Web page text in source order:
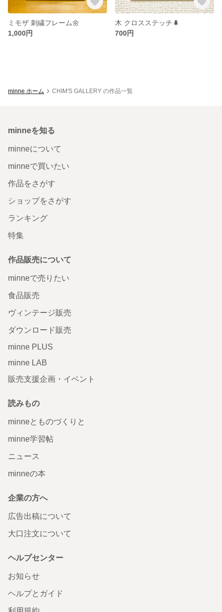
ミモザ 刺繍フレーム🌼
1,000円
木 クロスステッチ🌲
700円
minne ホーム CHIM'S GALLERY の作品一覧
minneを知る
minneについて
minneで買いたい
作品をさがす
ショップをさがす
ランキング
特集
作品販売について
minneで売りたい
食品販売
ヴィンテージ販売
ダウンロード販売
minne PLUS
minne LAB
販売支援企画・イベント
読みもの
minneとものづくりと
minne学習帖
ニュース
minneの本
企業の方へ
広告出稿について
大口注文について
ヘルプセンター
お知らせ
ヘルプとガイド